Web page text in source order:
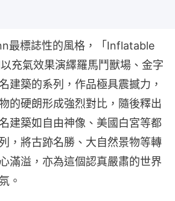
最標誌性的風格，「Inflatable
充氣效果演繹羅馬鬥獸場、金字
建築的系列，作品極具震撼力，
的硬朗形成強烈對比，隨後釋出
建築如自由神像、美國白宮等都
，將古跡名勝、大自然景物等轉
滿溢，亦為這個認真嚴肅的世界
。